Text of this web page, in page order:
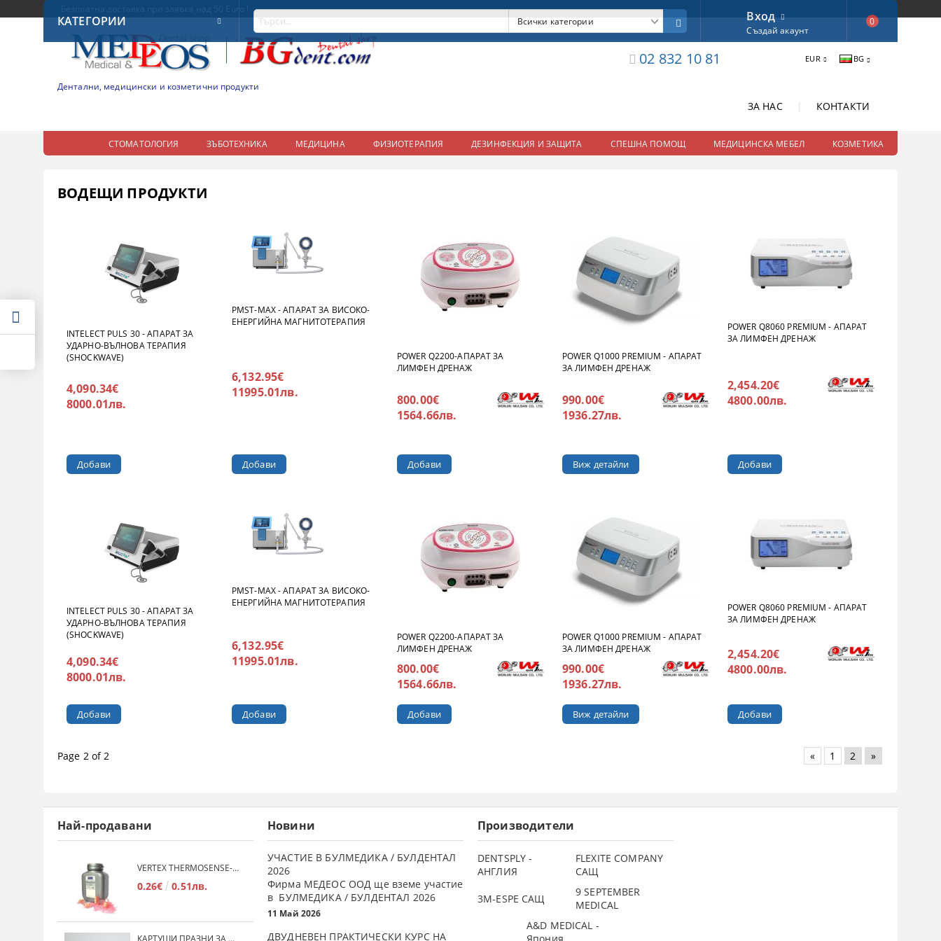
Дентални, медицински и козметични продукти
02 832 10 81 EUR BG
ЗА НАС КОНТАКТИ
КАТЕГОРИИ Вход
Създай акаунт
0
СТОМАТОЛОГИЯ ЗЪБОТЕХНИКА МЕДИЦИНА ФИЗИОТЕРАПИЯ ДЕЗИНФЕКЦИЯ И ЗАЩИТА СПЕШНА ПОМОЩ МЕДИЦИНСКА МЕБЕЛ КОЗМЕТИКА
ВОДЕЩИ ПРОДУКТИ
INTELECT PULS 30 - АПАРАТ ЗА
УДАРНО-ВЪЛНОВА ТЕРАПИЯ
(SHOCKWAVE)
4,090.34€
8000.01лв.
PMST-MAX - АПАРАТ ЗА ВИСОКО-
ЕНЕРГИЙНА МАГНИТОТЕРАПИЯ
6,132.95€
11995.01лв.
POWER Q2200-АПАРАТ ЗА
ЛИМФЕН ДРЕНАЖ
800.00€
1564.66лв.
POWER Q1000 PREMIUM - АПАРАТ
ЗА ЛИМФЕН ДРЕНАЖ
990.00€
1936.27лв.
Виж детайли
POWER Q8060 PREMIUM - АПАРАТ
ЗА ЛИМФЕН ДРЕНАЖ
2,454.20€
4800.00лв.
INTELECT PULS 30 - АПАРАТ ЗА
УДАРНО-ВЪЛНОВА ТЕРАПИЯ
(SHOCKWAVE)
4,090.34€
8000.01лв.
PMST-MAX - АПАРАТ ЗА ВИСОКО-
ЕНЕРГИЙНА МАГНИТОТЕРАПИЯ
6,132.95€
11995.01лв.
POWER Q2200-АПАРАТ ЗА
ЛИМФЕН ДРЕНАЖ
800.00€
1564.66лв.
POWER Q1000 PREMIUM - АПАРАТ
ЗА ЛИМФЕН ДРЕНАЖ
990.00€
1936.27лв.
Виж детайли
POWER Q8060 PREMIUM - АПАРАТ
ЗА ЛИМФЕН ДРЕНАЖ
2,454.20€
4800.00лв.
Page 2 of 2 « 1 2 »
Най-продавани
VERTEX THERMOSENSE- ГРАНУЛАТ ЗА МЕКИ ПРОТЕЗИ
0.26€ 0.51лв.
Новини
УЧАСТИЕ В БУЛМЕДИКА / БУЛДЕНТАЛ
2026
Фирма МЕДЕОС ООД ще вземе участие
в БУЛМЕДИКА / БУЛДЕНТАЛ 2026
11 Май 2026
ДВУДНЕВЕН ПРАКТИЧЕСКИ КУРС НА
Производители
DENTSPLY -
АНГЛИЯ
FLEXITE COMPANY
САЩ
3М-ESPE САЩ
9 SEPTEMBER
MEDICAL
A&D MEDICAL -